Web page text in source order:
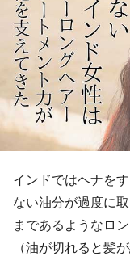
インドではヘナを
ない油分が過度に
まであるようなロ
（油が切れると髪